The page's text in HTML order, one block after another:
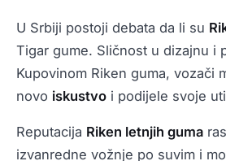
U Srbiji postoji debata da li su
Tigar gume. Sličnost u dizajnu i
Kupovinom Riken guma, vozači
novo iskustvo i podijele svoje
Reputacija Riken letnjih guma
izvanredne vožnje po suvim i